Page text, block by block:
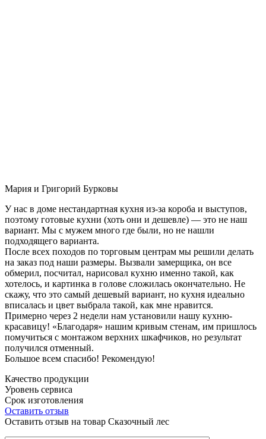
Мария и Григорий Бурковы
У нас в доме нестандартная кухня из-за короба и выступов,
поэтому готовые кухни (хоть они и дешевле) — это не наш
вариант. Мы с мужем много где были, но не нашли
подходящего варианта.
После всех походов по торговым центрам мы решили делать
на заказ под наши размеры. Вызвали замерщика, он все
обмерил, посчитал, нарисовал кухню именно такой, как
хотелось, и картинка в голове сложилась окончательно. Не
скажу, что это самый дешевый вариант, но кухня идеально
вписалась и цвет выбрала такой, как мне нравится.
Примерно через 2 недели нам установили нашу кухню-
красавицу! «Благодаря» нашим кривым стенам, им пришлось
помучиться с монтажом верхних шкафчиков, но результат
получился отменный.
Большое всем спасибо! Рекомендую!
Качество продукции
Уровень сервиса
Срок изготовления
Оставить отзыв
Оставить отзыв на товар Сказочный лес